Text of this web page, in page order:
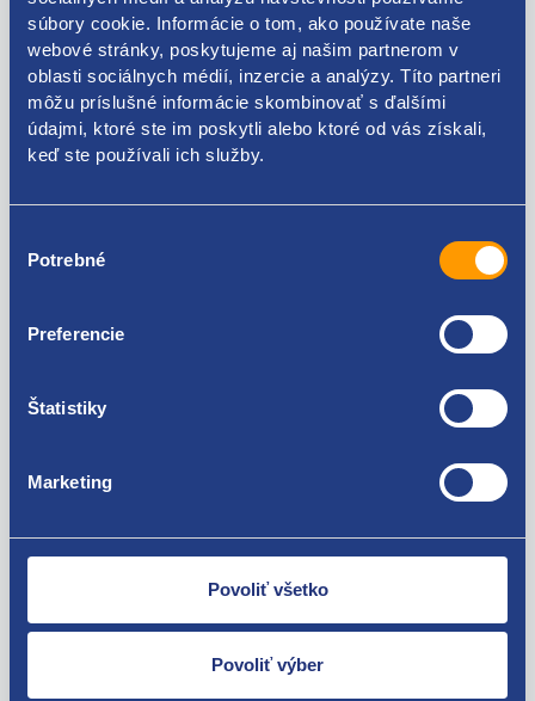
súbory cookie. Informácie o tom, ako používate naše
webové stránky, poskytujeme aj našim partnerom v
oblasti sociálnych médií, inzercie a analýzy. Títo partneri
môžu príslušné informácie skombinovať s ďalšími
údajmi, ktoré ste im poskytli alebo ktoré od vás získali,
keď ste používali ich služby.
súhlasu
Potrebné
Preferencie
Štatistiky
Marketing
Povoliť všetko
Povoliť výber
Kódy produktov
Škoda Fabia II 2006-2014
Škoda Roomster
Volkswagen UP!
Seat Cordoba II 2002 - 2009
Seat Ibiza III 2002 - 2009
Seat Leon I 1999 - 2006
Seat Toledo IV 2012 - 2019
Seat Toledo II 1998 - 2006
Nie ste spokojní? Vyriešime to!
Tovar môžete vrátiť do 60 dní od
zakúpenia. Alebo vám pošleme náhradu.